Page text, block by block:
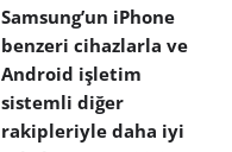
Samsung’un iPhone
benzeri cihazlarla ve
Android işletim
sistemli diğer
rakipleriyle daha iyi